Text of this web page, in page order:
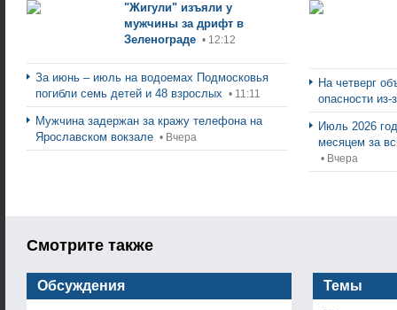
"Жигули" изъяли у
мужчины за дрифт в
Зеленограде • 12:12
За июнь – июль на водоемах Подмосковья
погибли семь детей и 48 взрослых • 11:11
Мужчина задержан за кражу телефона на
Ярославском вокзале • Вчера
На четверг
опасности из-
Июль 2026
месяцем за
• Вчера
Смотрите также
Обсуждения Темы